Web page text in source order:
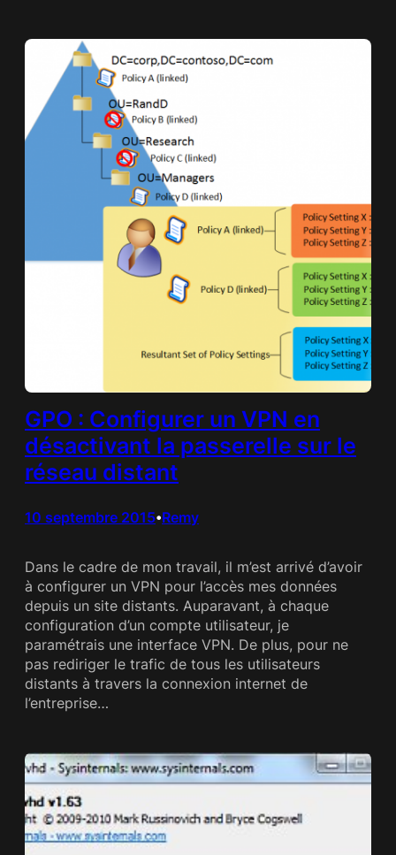
GPO : Configurer un VPN en
désactivant la passerelle sur le
réseau distant
10 septembre 2015•Remy
Dans le cadre de mon travail, il m’est arrivé d’avoir
à configurer un VPN pour l’accès mes données
depuis un site distants. Auparavant, à chaque
configuration d’un compte utilisateur, je
paramétrais une interface VPN. De plus, pour ne
pas rediriger le trafic de tous les utilisateurs
distants à travers la connexion internet de
l’entreprise…